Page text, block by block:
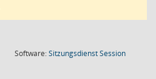
Software:SitzungsdienstSession(Wird in